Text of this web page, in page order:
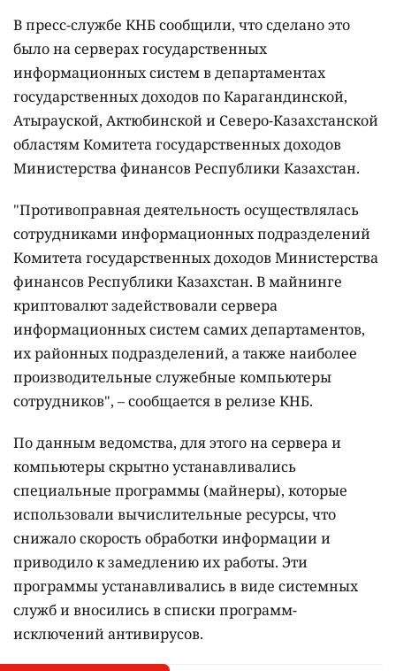
В пресс-службе КНБ сообщили, что сделано это
было на серверах государственных
информационных систем в департаментах
государственных доходов по Карагандинской,
Атырауской, Актюбинской и Северо-Казахстанской
областям Комитета государственных доходов
Министерства финансов Республики Казахстан.
"Противоправная деятельность осуществлялась
сотрудниками информационных подразделений
Комитета государственных доходов Министерства
финансов Республики Казахстан. В майнинге
криптовалют задействовали сервера
информационных систем самих департаментов,
их районных подразделений, а также наиболее
производительные служебные компьютеры
сотрудников", – сообщается в релизе КНБ.
По данным ведомства, для этого на сервера и
компьютеры скрытно устанавливались
специальные программы (майнеры), которые
использовали вычислительные ресурсы, что
снижало скорость обработки информации и
приводило к замедлению их работы. Эти
программы устанавливались в виде системных
служб и вносились в списки программ-
исключений антивирусов.